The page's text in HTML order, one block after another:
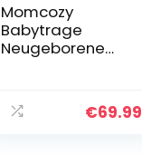
Momcozy
Babytrage
Neugeborene
Tragehilfe mit
Nackenstütze |
€69.99